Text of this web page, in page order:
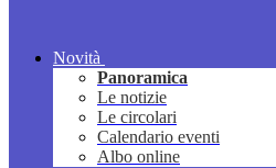
Novità
Panoramica
Le notizie
Le circolari
Calendario eventi
Albo online